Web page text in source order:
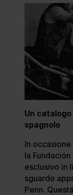
Un
spagnolo
In
la
esclusivo in
sguardo
Penn.